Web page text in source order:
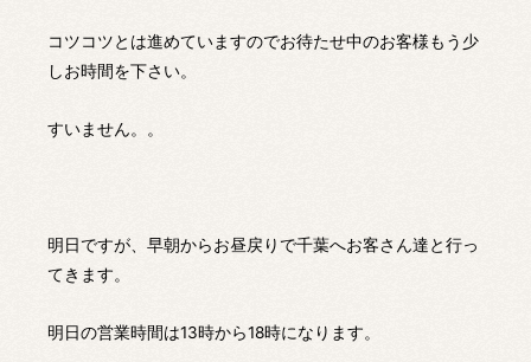
コツコツとは進めていますのでお待たせ中のお客様もう少
しお時間を下さい。
すいません。。
明日ですが、早朝からお昼戻りで千葉へお客さん達と行っ
てきます。
明日の営業時間は13時から18時になります。